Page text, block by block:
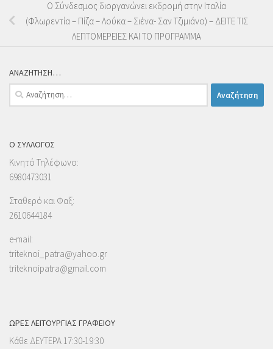
Ο Σύνδεσμος διοργανώνει εκδρομή στην Ιταλία
(Φλωρεντία – Πίζα – Λούκα – Σιένα- Σαν Τζιμιάνο) – ΔΕΙΤΕ ΤΙΣ
ΛΕΠΤΟΜΕΡΕΙΕΣ ΚΑΙ ΤΟ ΠΡΟΓΡΑΜΜΑ
ΑΝΑΖΗΤΗΣΗ…
Αναζήτηση
για:
Ο ΣΥΛΛΟΓΟΣ
Κινητό Τηλέφωνο:
6980473031
Σταθερό και Φαξ:
2610644184
e-mail:
triteknoi_patra@yahoo.gr
triteknoipatra@gmail.com
ΩΡΕΣ ΛΕΙΤΟΥΡΓΙΑΣ ΓΡΑΦΕΙΟΥ
Κάθε ΔΕΥΤΕΡΑ 17:30-19:30